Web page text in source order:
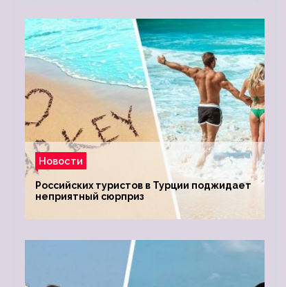
Новости
Российских туристов в Турции поджидает
неприятный сюрприз